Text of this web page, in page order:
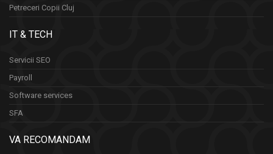
Petreceri Copii Cluj
IT & TECH
Servicii SEO
Payroll
Software services
SFA
VA RECOMANDAM